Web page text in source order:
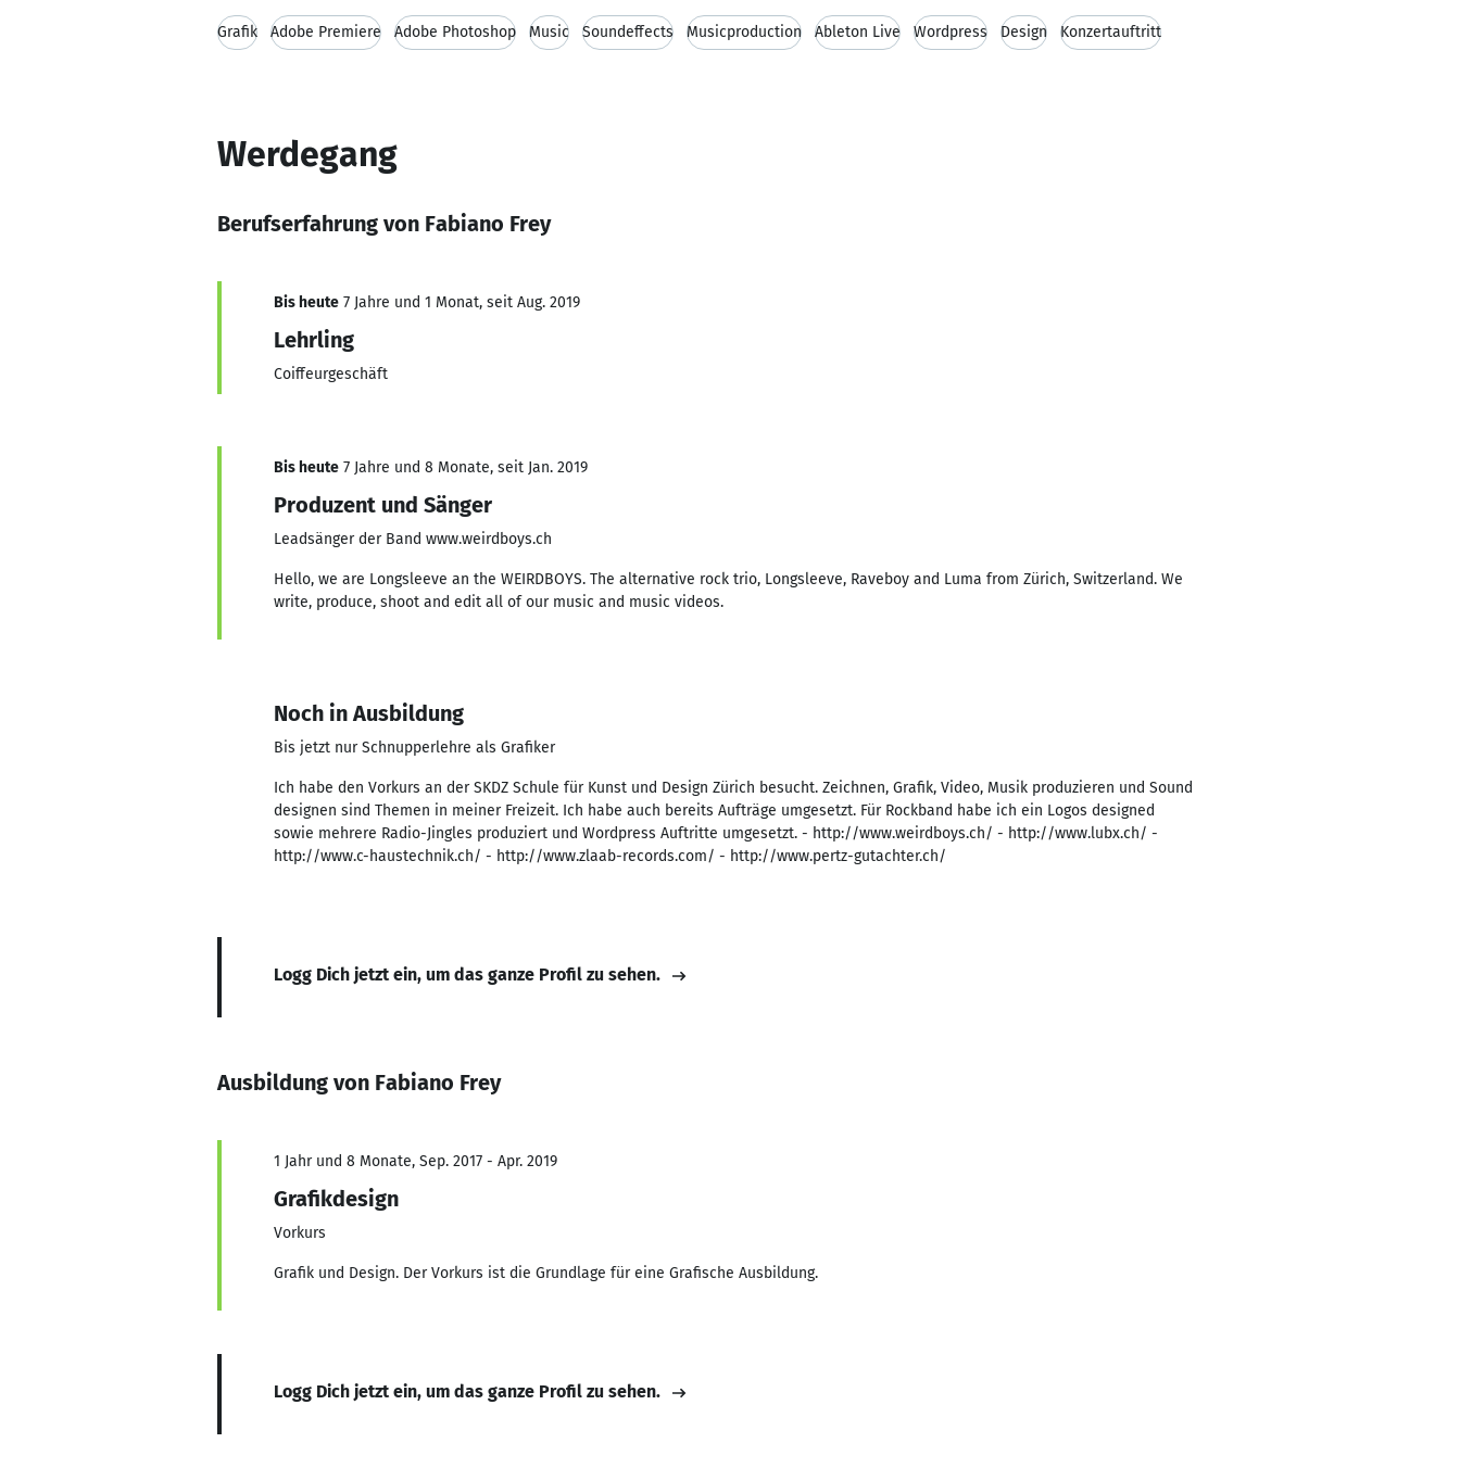
Grafik Adobe Premiere Adobe Photoshop Music Soundeffects Musicproduction Ableton Live Wordpress Design Konzertauftritt
Werdegang
Berufserfahrung von Fabiano Frey
Bis heute 7 Jahre und 1 Monat, seit Aug. 2019
Lehrling
Coiffeurgeschäft
Bis heute 7 Jahre und 8 Monate, seit Jan. 2019
Produzent und Sänger
Leadsänger der Band www.weirdboys.ch
Hello, we are Longsleeve an the WEIRDBOYS. The alternative rock trio, Longsleeve, Raveboy and Luma from Zürich, Switzerland. We
write, produce, shoot and edit all of our music and music videos.
Noch in Ausbildung
Bis jetzt nur Schnupperlehre als Grafiker
Ich habe den Vorkurs an der SKDZ Schule für Kunst und Design Zürich besucht. Zeichnen, Grafik, Video, Musik produzieren und Sound
designen sind Themen in meiner Freizeit. Ich habe auch bereits Aufträge umgesetzt. Für Rockband habe ich ein Logos designed
sowie mehrere Radio-Jingles produziert und Wordpress Auftritte umgesetzt. - http://www.weirdboys.ch/ - http://www.lubx.ch/ -
http://www.c-haustechnik.ch/ - http://www.zlaab-records.com/ - http://www.pertz-gutachter.ch/
Logg Dich jetzt ein, um das ganze Profil zu sehen.
Ausbildung von Fabiano Frey
1 Jahr und 8 Monate, Sep. 2017 - Apr. 2019
Grafikdesign
Vorkurs
Grafik und Design. Der Vorkurs ist die Grundlage für eine Grafische Ausbildung.
Logg Dich jetzt ein, um das ganze Profil zu sehen.